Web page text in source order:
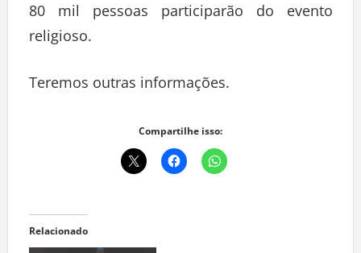
80 mil pessoas participarão do evento
religioso.
Teremos outras informações.
Compartilhe isso:
Relacionado